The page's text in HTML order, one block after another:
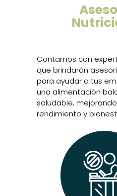
Contamos con
que brindarán
para ayudar a tus
una alimentación
saludable,
rendimiento y